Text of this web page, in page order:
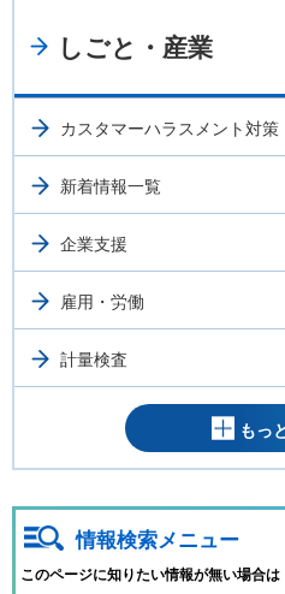
しごと・産業
カスタマーハラスメント対策
新着情報一覧
企業支援
雇用・労働
計量検査
もっ
情報検索メニュー
このページに知りたい情報が無い場合は